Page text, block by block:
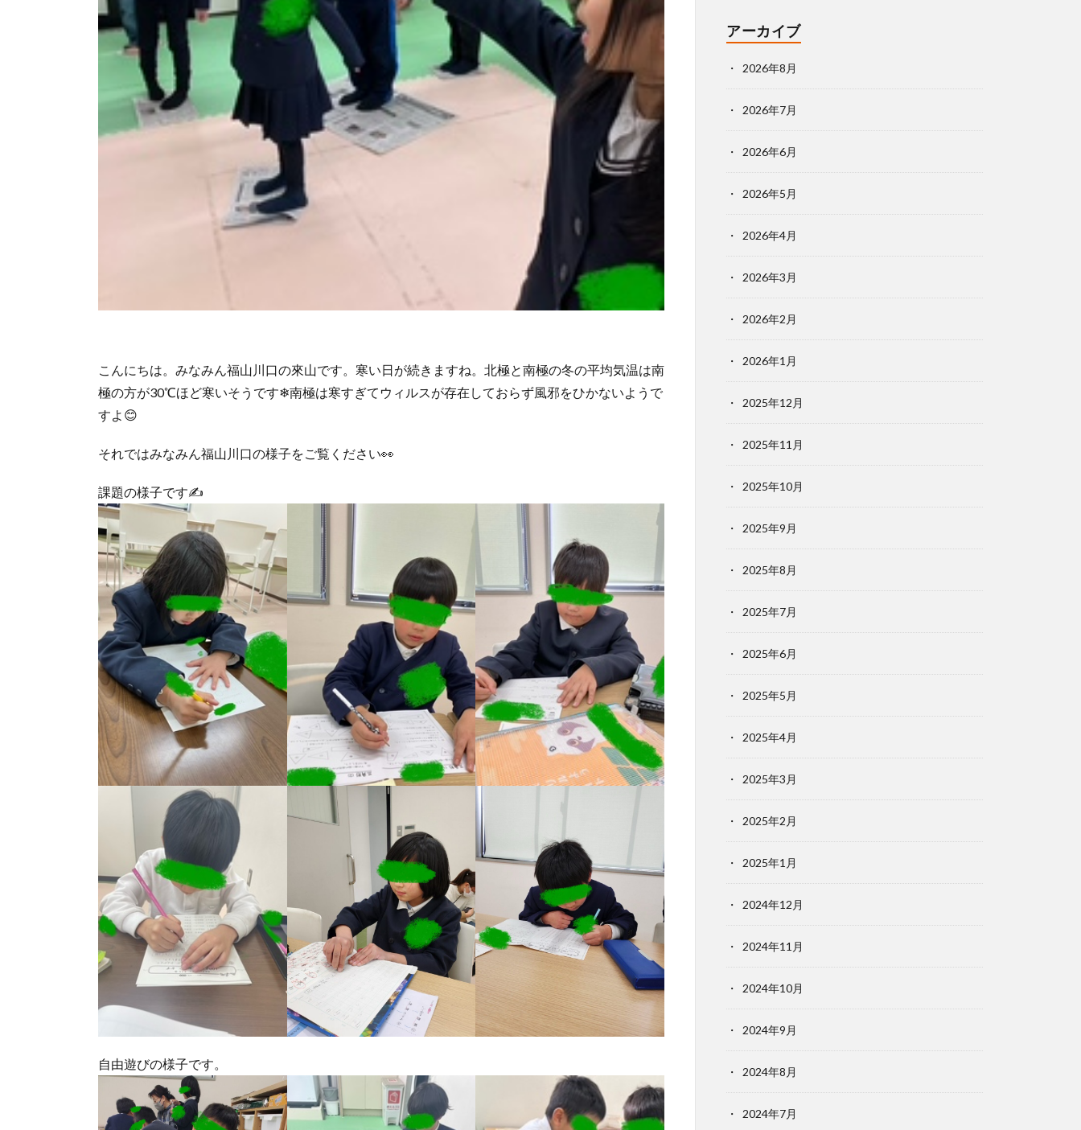
こんにちは。みなみん福山川口の來山です。寒い日が続きますね。北極と南極の冬の平均気温は南
極の方が30℃ほど寒いそうです❄南極は寒すぎてウィルスが存在しておらず風邪をひかないようで
すよ😊
それではみなみん福山川口の様子をご覧ください👀
課題の様子です✍
自由遊びの様子です。
アーカイブ
2026年8月
2026年7月
2026年6月
2026年5月
2026年4月
2026年3月
2026年2月
2026年1月
2025年12月
2025年11月
2025年10月
2025年9月
2025年8月
2025年7月
2025年6月
2025年5月
2025年4月
2025年3月
2025年2月
2025年1月
2024年12月
2024年11月
2024年10月
2024年9月
2024年8月
2024年7月